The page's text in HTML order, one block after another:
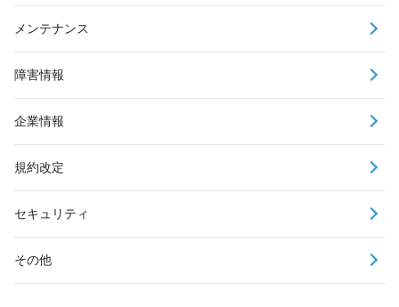
メンテナンス
障害情報
企業情報
規約改定
セキュリティ
その他